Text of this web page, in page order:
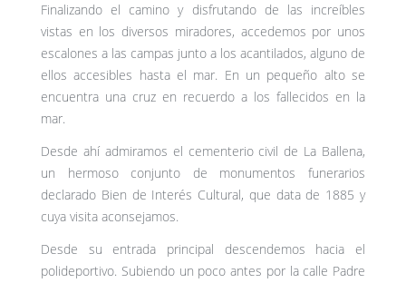
Finalizando el camino y disfrutando de las increíbles
vistas en los diversos miradores, accedemos por unos
escalones a las campas junto a los acantilados, alguno de
ellos accesibles hasta el mar. En un pequeño alto se
encuentra una cruz en recuerdo a los fallecidos en la
mar.
Desde ahí admiramos el cementerio civil de La Ballena,
un hermoso conjunto de monumentos funerarios
declarado Bien de Interés Cultural, que data de 1885 y
cuya visita aconsejamos.
Desde su entrada principal descendemos hacia el
polideportivo. Subiendo un poco antes por la calle Padre